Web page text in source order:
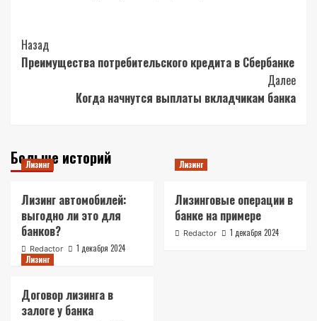
Post
Navigation
Назад
Преимущества потребительского кредита в Сбербанке
Далее
Когда начнутся выплаты вкладчикам банка
Больше историй
Лизинг
Лизинг автомобилей:
выгодно ли это для
банков?
Redactor 1 декабря 2024
Лизинг
Лизинговые операции в
банке на примере
Redactor 1 декабря 2024
Лизинг
Договор лизинга в
залоге у банка